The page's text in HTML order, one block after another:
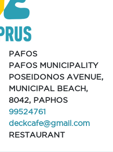
PAFOS
PAFOS MUNICIPALITY
POSEIDONOS AVENUE,
MUNICIPAL BEACH,
8042, PAPHOS
99524761
deckcafe@gmail.com
RESTAURANT